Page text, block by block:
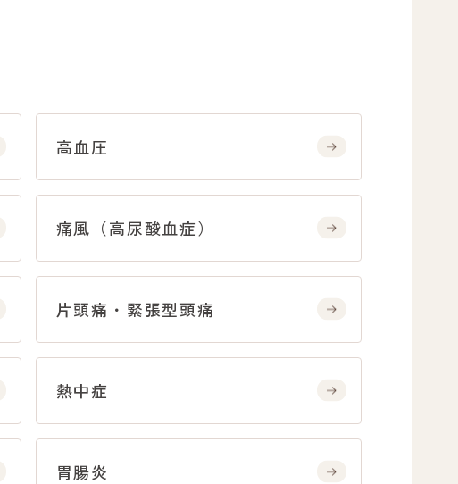
高血圧
痛風（高尿酸血症）
片頭痛・緊張型頭痛
熱中症
胃腸炎